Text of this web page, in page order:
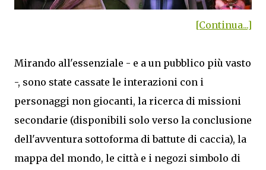
[Continua...]
Mirando all'essenziale - e a un pubblico più vasto
-, sono state cassate le interazioni con i
personaggi non giocanti, la ricerca di missioni
secondarie (disponibili solo verso la conclusione
dell'avventura sottoforma di battute di caccia), la
mappa del mondo, le città e i negozi simbolo di